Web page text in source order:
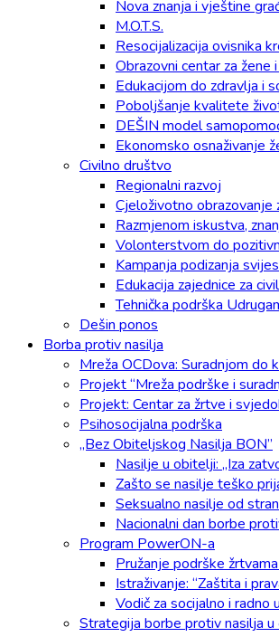
Nova znanja i vještine
M.O.T.S.
Resocijalizacija ovisnika
Obrazovni centar za žene
Edukacijom do zdravlja i
Poboljšanje kvalitete
DEŠIN model
Ekonomsko osnaživanje
Civilno društvo
Regionalni razvoj
Cjeloživotno
Razmjenom iskustva,
Volonterstvom do
Kampanja podizanja
Edukacija zajednice za
Tehnička podrška
Dešin ponos
Borba protiv nasilja
Mreža OCDova: Suradnjom do
Projekt “Mreža podrške i
Projekt: Centar za žrtve i
Psihosocijalna podrška
„Bez Obiteljskog Nasilja BON”
Nasilje u obitelji: „Iza
Zašto se nasilje teško
Seksualno nasilje od
Nacionalni dan borbe
Program PowerON-a
Pružanje podrške
Istraživanje: “Zaštita i
Vodič za socijalno i radno
Strategija borbe protiv nasilja